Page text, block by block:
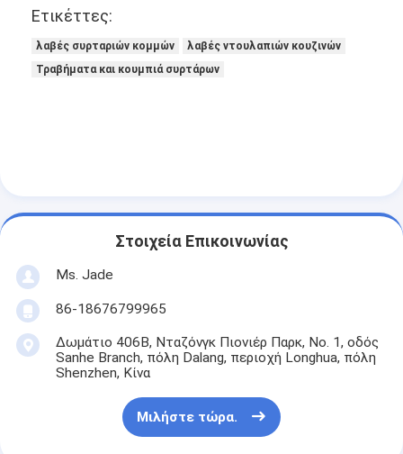
Mortise κλειδαριά πορτών
Βοηθητικό υλικό πορτών
Κουμπιά πόρτας κυλίνδρων
Τρυβώδεις κλειδαριές
Μεταλλικές συρόμενες κλειδαριές πόρτων
Ετικέττες:
λαβές συρταριών κομμών
λαβές ντουλαπιών κουζινών
Τραβήματα και κουμπιά συρτάρων
Στοιχεία Επικοινωνίας
Ms. Jade
86-18676799965
Δωμάτιο 406B, Νταζόνγκ Πιονιέρ Παρκ, Νο. 1, οδός
Sanhe Branch, πόλη Dalang, περιοχή Longhua, πόλη
Shenzhen, Κίνα
Μιλήστε τώρα.